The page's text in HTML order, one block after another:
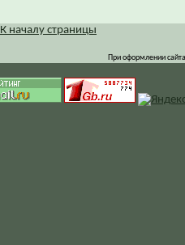
К началу страницы
При оформлении